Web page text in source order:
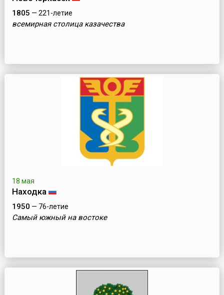
1805 — 221-летие
всемирная столица казачества
18 мая
Находка
1950 — 76-летие
Самый южный на востоке